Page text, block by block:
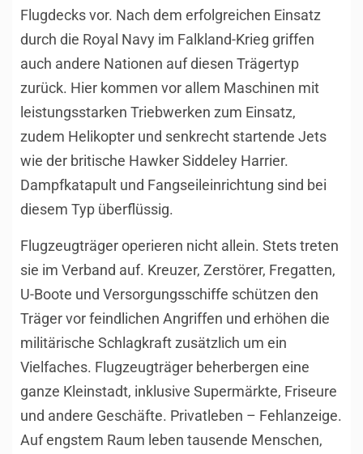
Flugdecks vor. Nach dem erfolgreichen Einsatz
durch die Royal Navy im Falkland-Krieg griffen
auch andere Nationen auf diesen Trägertyp
zurück. Hier kommen vor allem Maschinen mit
leistungsstarken Triebwerken zum Einsatz,
zudem Helikopter und senkrecht startende Jets
wie der britische Hawker Siddeley Harrier.
Dampfkatapult und Fangseileinrichtung sind bei
diesem Typ überflüssig.
Flugzeugträger operieren nicht allein. Stets treten
sie im Verband auf. Kreuzer, Zerstörer, Fregatten,
U-Boote und Versorgungsschiffe schützen den
Träger vor feindlichen Angriffen und erhöhen die
militärische Schlagkraft zusätzlich um ein
Vielfaches. Flugzeugträger beherbergen eine
ganze Kleinstadt, inklusive Supermärkte, Friseure
und andere Geschäfte. Privatleben – Fehlanzeige.
Auf engstem Raum leben tausende Menschen,